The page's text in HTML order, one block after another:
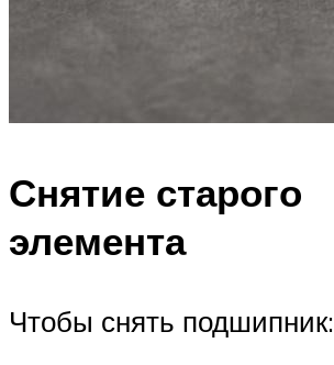
Снятие старого
элемента
Чтобы снять подшипник: